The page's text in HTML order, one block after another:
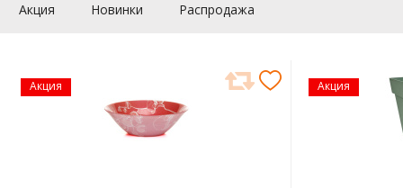
Акция Новинки Распродажа
Акция Акция